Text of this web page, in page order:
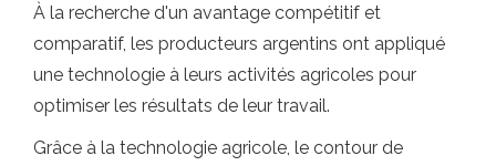
À la recherche d'un avantage compétitif et
comparatif, les producteurs argentins ont appliqué
une technologie à leurs activités agricoles pour
optimiser les résultats de leur travail.
Grâce à la technologie agricole, le contour de